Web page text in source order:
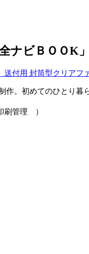
ナビＢＯＯ
作。初めてのひとり
刷管理 ）